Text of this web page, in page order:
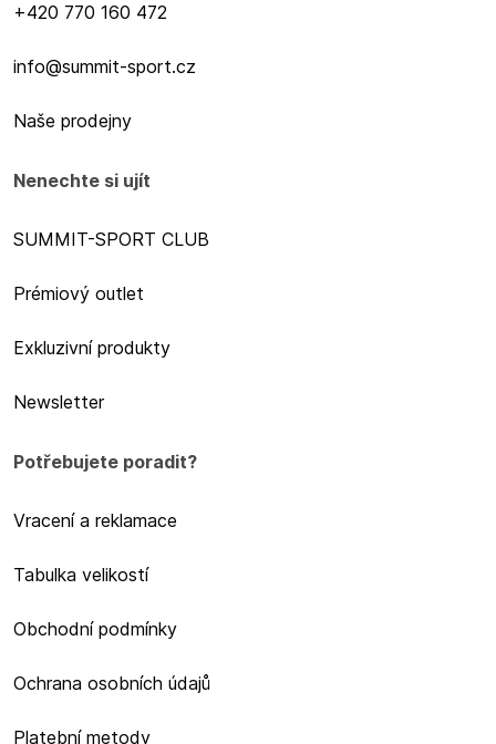
+420 770 160 472
info@summit-sport.cz
Naše prodejny
Nenechte si ujít
SUMMIT-SPORT CLUB
Prémiový outlet
Exkluzivní produkty
Newsletter
Potřebujete poradit?
Vracení a reklamace
Tabulka velikostí
Obchodní podmínky
Ochrana osobních údajů
Platební metody